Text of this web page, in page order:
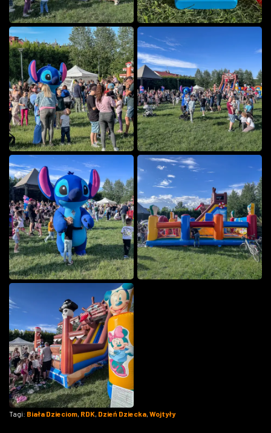
Tagi: Biała Dzieciom, RDK, Dzień Dziecka, Wojtyły